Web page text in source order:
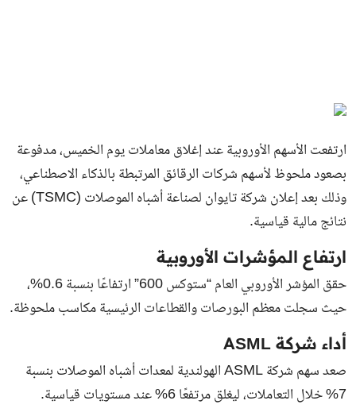
ارتفعت الأسهم الأوروبية عند إغلاق معاملات يوم الخميس، مدفوعة
بصعود ملحوظ لأسهم شركات الرقائق المرتبطة بالذكاء الاصطناعي،
وذلك بعد إعلان شركة تايوان لصناعة أشباه الموصلات (TSMC) عن
نتائج مالية قياسية.
ارتفاع المؤشرات الأوروبية
حقق المؤشر الأوروبي العام “ستوكس 600” ارتفاعًا بنسبة 0.6%،
حيث سجلت معظم البورصات والقطاعات الرئيسية مكاسب ملحوظة.
أداء شركة ASML
صعد سهم شركة ASML الهولندية لمعدات أشباه الموصلات بنسبة
7% خلال التعاملات، ليغلق مرتفعًا 6% عند مستويات قياسية.